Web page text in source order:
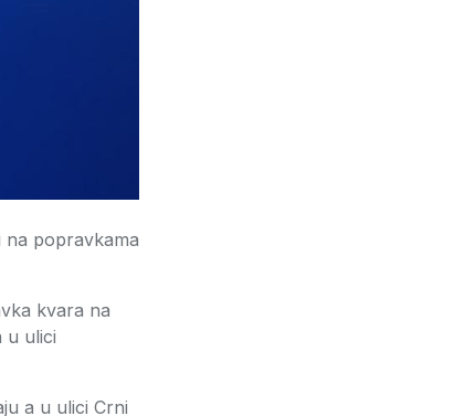
na popravkama
kvara na
u ulici
a u ulici Crni